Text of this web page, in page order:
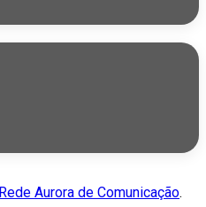
Rede Aurora de Comunicação.